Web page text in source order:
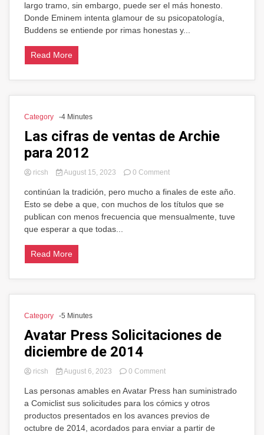
para
no
largo tramo, sin embargo, puede ser el más honesto.
Donde Eminem intenta glamour de su psicopatología,
Buddens se entiende por rimas honestas y...
Read More
Category -4 Minutes
Las cifras de ventas de Archie
para 2012
ricsh August 15, 2023 0 Commenton
cifras
de
ventas
continúan la tradición, pero mucho a finales de este año.
Esto se debe a que, con muchos de los títulos que se
publican con menos frecuencia que mensualmente, tuve
que esperar a que todas...
Read More
Category -5 Minutes
Avatar Press Solicitaciones de
diciembre de 2014
ricsh August 6, 2023 0 Commenton
Press
Solicitaciones
de
diciembre
Las personas amables en Avatar Press han suministrado
a Comiclist sus solicitudes para los cómics y otros
productos presentados en los avances previos de
octubre de 2014, acordados para enviar a partir de